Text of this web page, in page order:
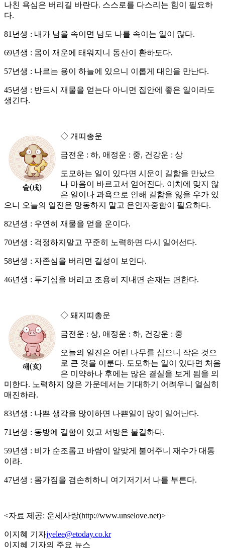
나친 욕심은 버리길 바란다. 스스로를 다스리는 힘이 필요하
다.
81년생 : 내가 남을 속이면 남도 나를 속이는 일이 많다.
69년생 : 몸이 재운에 태워지니 동산이 환하도다.
57년생 : 나르는 용이 하늘에 있으니 이롭게 대인을 만난다.
45년생 : 반드시 재물을 얻는다 아니면 집안에 좋은 일이라도
생긴다.
◇ 개띠총운
금전운 : 하, 애정운 : 중, 건강운 : 상
도모하는 일이 있다면 시운이 길함을 만났으
나 마음이 바르고서 얻어진다. 이치에 맞지 않
은 일이나 과욕으로 인해 길함을 잃을 우가 있
으니 오늘의 일진은 망동하지 말고 은인자중함이 필요하다.
82년생 : 우연히 재물을 얻을 운이다.
70년생 : 걱정하지말고 꾸준히 노력하면 다시 일어선다.
58년생 : 자존심을 버리면 길성이 보인다.
46년생 : 투기심을 버리고 조용히 지내면 손재는 면한다.
◇ 돼지띠총운
금전운 : 상, 애정운 : 하, 건강운 : 중
오늘의 일진은 어린 나무를 심으니 작은 것으
로 큰 것을 이룬다. 도모하는 일이 있다면 처음
은 미약하나 후에는 많은 결실을 보게 됨을 의
미한다. 노력하지 않은 가운데서는 기대하기 어려우니 열심히
매진하라.
83년생 : 나쁜 생각을 많이하면 나쁜일이 많이 일어난다.
71년생 : 동방에 길함이 있고 서방은 불길하다.
59년생 : 비가 순조롭고 바람이 알맞게 불어주니 재수가 대통
이라.
47년생 : 몸가짐을 겸손히하니 여기저기서 나를 부른다.
<자료 제공: 운세사랑(http://www.unselove.net)>
이지혜 기자jyelee@etoday.co.kr
이지혜 기자의 주요 뉴스